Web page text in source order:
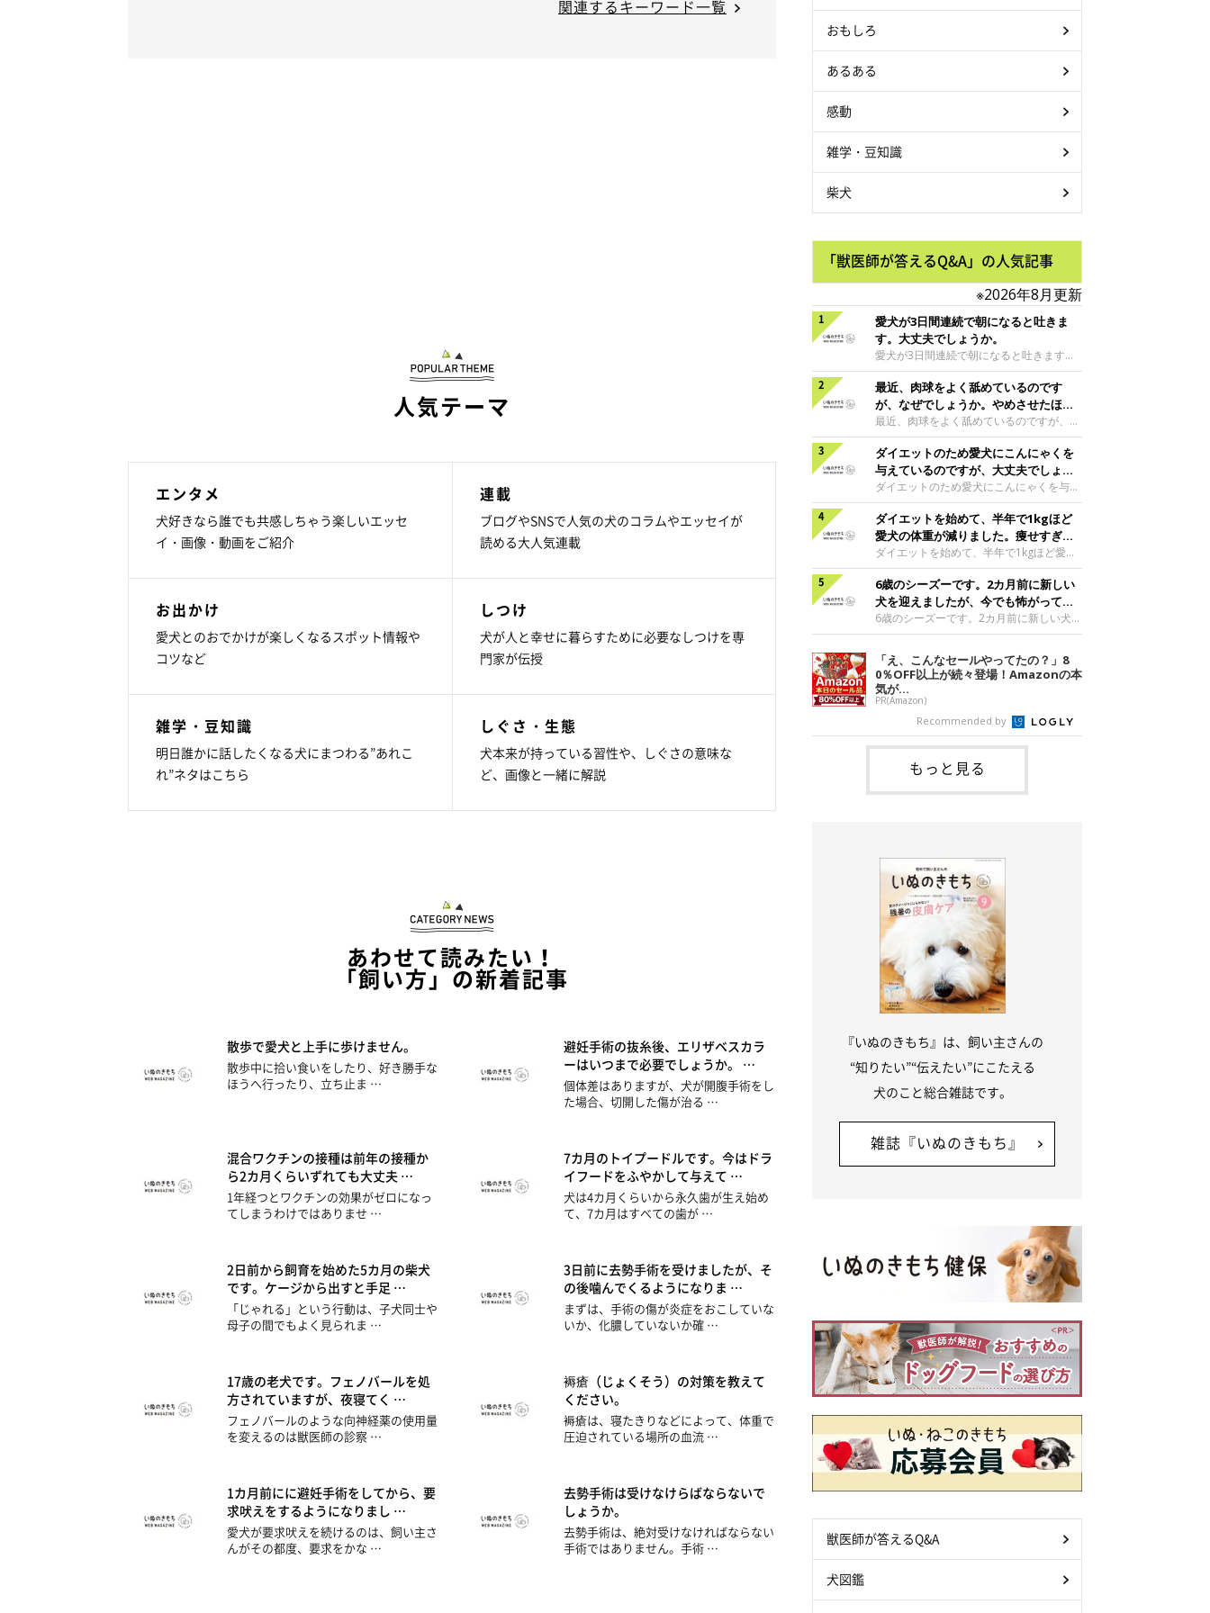
関連するキーワード一覧
人気テーマ
エンタメ
犬好きなら誰でも共感しちゃう楽しいエッセ
イ・画像・動画をご紹介
連載
ブログやSNSで人気の犬のコラムやエッセイが
読める大人気連載
お出かけ
愛犬とのおでかけが楽しくなるスポット情報や
コツなど
しつけ
犬が人と幸せに暮らすために必要なしつけを専
門家が伝授
雑学・豆知識
明日誰かに話したくなる犬にまつわる”あれこ
れ”ネタはこちら
しぐさ・生態
犬本来が持っている習性や、しぐさの意味な
ど、画像と一緒に解説
あわせて読みたい！
「飼い方」の新着記事
散歩で愛犬と上手に歩けません。
散歩中に拾い食いをしたり、好き勝手な
ほうへ行ったり、立ち止ま …
避妊手術の抜糸後、エリザベスカラ
ーはいつまで必要でしょうか。 …
個体差はありますが、犬が開腹手術をし
た場合、切開した傷が治る …
混合ワクチンの接種は前年の接種か
ら2カ月くらいずれても大丈夫 …
1年経つとワクチンの効果がゼロになっ
てしまうわけではありませ …
7カ月のトイプードルです。今はドラ
イフードをふやかして与えて …
犬は4カ月くらいから永久歯が生え始め
て、7カ月はすべての歯が …
2日前から飼育を始めた5カ月の柴犬
です。ケージから出すと手足 …
「じゃれる」という行動は、子犬同士や
母子の間でもよく見られま …
3日前に去勢手術を受けましたが、そ
の後噛んでくるようになりま …
まずは、手術の傷が炎症をおこしていな
いか、化膿していないか確 …
17歳の老犬です。フェノバールを処
方されていますが、夜寝てく …
フェノバールのような向神経薬の使用量
を変えるのは獣医師の診察 …
褥瘡（じょくそう）の対策を教えて
ください。
褥瘡は、寝たきりなどによって、体重で
圧迫されている場所の血流 …
1カ月前にに避妊手術をしてから、要
求吠えをするようになりまし …
愛犬が要求吠えを続けるのは、飼い主さ
んがその都度、要求をかな …
去勢手術は受けなけらばならないで
しょうか。
去勢手術は、絶対受けなければならない
手術ではありません。手術 …
おもしろ
あるある
感動
雑学・豆知識
柴犬
「獣医師が答えるQ&A」の人気記事
※2026年8月更新
愛犬が3日間連続で朝になると吐きま
す。大丈夫でしょうか。
愛犬が3日間連続で朝になると吐きます。
大丈夫でしょうか。朝吐いた後に何事もな
かったかのように元気で、ごはんを食べ普
段通りの様子であれば、おそらく空腹時嘔
吐症候群というお腹が空きすぎているため
に吐いてしまう症状だと思います。前日の
最後の食事から最も時間の空いてしまう朝
方、犬は空腹を感じ、そろそろごはんだと
いう感覚から、胃の中で胃酸が分泌されま
す。これが空腹の状態で過剰になると犬は
嘔吐して胃液のようなものを吐くことがあ
ります。この場合は、夜ごはんを少し遅く
したり、夜食分をとっておいて、寝る前に
与えたりして、
最近、肉球をよく舐めているのです
が、なぜでしょうか。やめさせたほう
がいいのでしょうか。
最近、肉球をよく舐めているのですが、な
ぜでしょうか。やめさせたほうがいいので
しょうか。犬は、暇なときやかまってほし
いようなときに肉球を舐める行動をするこ
とがあります。肉球を舐めている時間帯が
ひとりになっているときや夜寝る前であっ
たりはしませんか？ 犬は暇なときやスト
レスがたまったりすると、何かを噛んだり
舐めたりしたいという欲求が生まれます。
その対象が自分の肉球に向くということは
よくあります。こんな場合は愛犬の欲求を
しっかりと満たしてあげることが大切です
が、飼い主さんがかまってあげられないよ
うなときは、何
ダイエットのため愛犬にこんにゃくを
与えているのですが、大丈夫でしょう
か。
ダイエットのため愛犬にこんにゃくを与え
ているのですが、大丈夫でしょうか。こん
にゃくはダイエットには向いていますが、
食べ過ぎはミネラル過多になってしまい尿
石症の原因になってしまうことがあります
ので、尿石症の既往歴がある犬は注意しま
しょう。また消化によくないこともあるの
でお腹が弱い犬も注意しましょう。現在与
えている量をかかりつけの獣医師に伝えて
相談してみてもよいかもしれませんね。チ
室 担当獣医師
ダイエットを始めて、半年で1kgほど
愛犬の体重が減りました。痩せすぎで
しょうか。
ダイエットを始めて、半年で1kgほど愛犬
の体重が減りました。痩せすぎでしょう
か。1カ月で減少させる体重を、現在の体
重の1〜2パーセントくらいで進めると、犬
が健康的に減量ができるといわれていま
す。体重が8kg以上の犬であれば、半年で
体重が軽い犬や、愛犬の様子に疲れやす
い、元気がない等が見られるようでした
ら、体に負担がかかっているかもしれませ
ん。獣医師と相談の上、減量方法を見直し
てくださいね。ミニチュア・ダックスフン
ド|♀|8歳2カ月監修／いぬのきもち相談
室 担当獣医
6歳のシーズーです。2カ月前に新しい
犬を迎えましたが、今でも怖がってい
ます。
6歳のシーズーです。2カ月前に新しい犬を
迎えましたが、今でも怖がっています。先
住犬の性格は社交的ですか？日頃から他の
犬との交流がありますか？先に飼われてい
る愛犬が、ひとりっ子の時間が長くて、変
化を好まない性格でしたら、新しい愛犬と
慣れるために長い時間が必要になります。
それぞれの愛犬のスペースや時間を確保し
て、様子をみてあげましょう。散歩や遊び
をどちらかのペースに合わせるようなこと
はしないで、1頭ずつ別々に過ごす時間を
作ってあげてくださいね。食事やトイレの
「え、こんなセールやってたの？」8
0％OFF以上が続々登場！Amazonの本
気が...
PR(Amazon)
Recommended by
もっと見る
『いぬのきもち』は、飼い主さんの
“知りたい”“伝えたい”にこたえる
犬のこと総合雑誌です。
雑誌『いぬのきもち』
獣医師が答えるQ&A
犬図鑑